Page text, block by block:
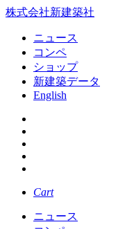
株式会社新建築社
ニュース
コンペ
ショップ
新建築データ
English
Cart
ニュース